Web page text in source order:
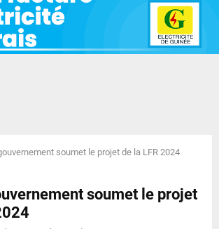
soumet le projet de la LFR 2024
soumet le projet